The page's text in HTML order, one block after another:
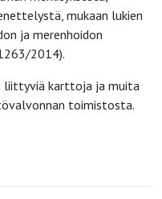
mukaan lukien
ja merenhoidon
2014).
liittyviä karttoja ja muita
toimistosta.